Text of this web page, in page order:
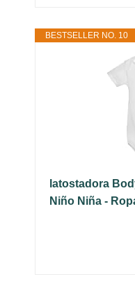
BESTSELLER NO. 10
latostadora
Niño Niña -